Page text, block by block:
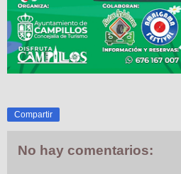
Compartir
No hay comentarios: